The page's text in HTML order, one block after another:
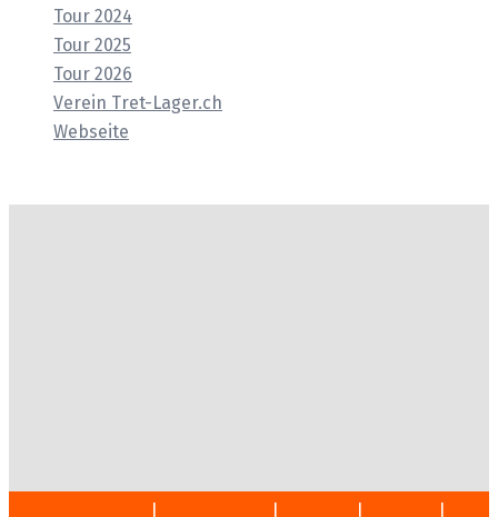
Tour 2024
Tour 2025
Tour 2026
Verein Tret-Lager.ch
Webseite